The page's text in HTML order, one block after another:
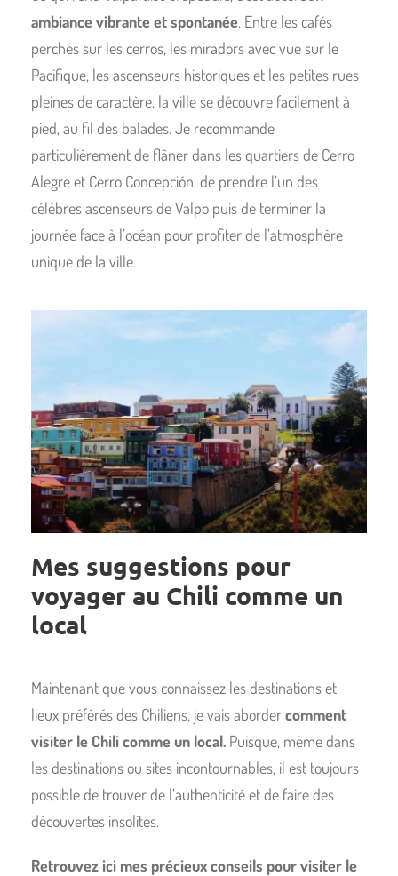
ambiance vibrante et spontanée. Entre les cafés
perchés sur les cerros, les miradors avec vue sur le
Pacifique, les ascenseurs historiques et les petites rues
pleines de caractère, la ville se découvre facilement à
pied, au fil des balades. Je recommande
particulièrement de flâner dans les quartiers de Cerro
Alegre et Cerro Concepción, de prendre l’un des
célèbres ascenseurs de Valpo puis de terminer la
journée face à l’océan pour profiter de l’atmosphère
unique de la ville.
Mes suggestions pour
voyager au Chili comme un
local
Maintenant que vous connaissez les destinations et
lieux préférés des Chiliens, je vais abordercomment
visiter le Chili comme un local. Puisque, même dans
les destinations ou sites incontournables, il est toujours
possible de trouver de l’authenticité et de faire des
découvertes insolites.
Retrouvez ici mes précieux conseils pour visiter le